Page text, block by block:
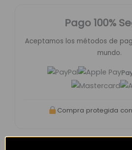
Pago 100%
Aceptamos los métodos de
mundo.
Compra protegida con